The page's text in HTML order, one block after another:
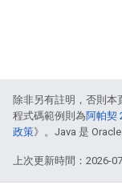
除非另有註明，否則本
程式碼範例則為阿帕契
政策》。Java 是
上次更新時間：2026-